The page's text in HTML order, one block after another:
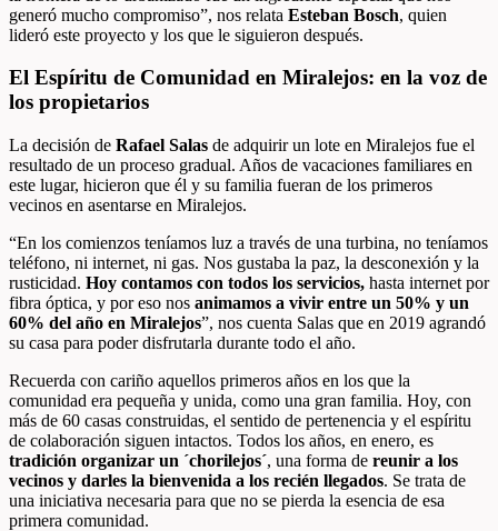
generó mucho compromiso”, nos relata Esteban Bosch, quien
lideró este proyecto y los que le siguieron después.
El Espíritu de Comunidad en Miralejos: en la voz de
los propietarios
La decisión de Rafael Salas de adquirir un lote en Miralejos fue el
resultado de un proceso gradual. Años de vacaciones familiares en
este lugar, hicieron que él y su familia fueran de los primeros
vecinos en asentarse en Miralejos.
“En los comienzos teníamos luz a través de una turbina, no teníamos
teléfono, ni internet, ni gas. Nos gustaba la paz, la desconexión y la
rusticidad. Hoy contamos con todos los servicios, hasta internet por
fibra óptica, y por eso nos animamos a vivir entre un 50% y un
60% del año en Miralejos”, nos cuenta Salas que en 2019 agrandó
su casa para poder disfrutarla durante todo el año.
Recuerda con cariño aquellos primeros años en los que la
comunidad era pequeña y unida, como una gran familia. Hoy, con
más de 60 casas construidas, el sentido de pertenencia y el espíritu
de colaboración siguen intactos. Todos los años, en enero, es
tradición organizar un ´chorilejos´, una forma de reunir a los
vecinos y darles la bienvenida a los recién llegados. Se trata de
una iniciativa necesaria para que no se pierda la esencia de esa
primera comunidad.